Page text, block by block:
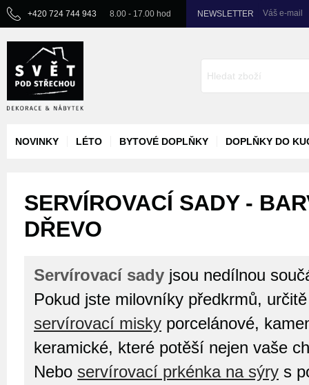
+420 724 744 943 8.00 - 17.00 hod NEWSLETTER Váš e-mail
NOVINKY LÉTO BYTOVÉ DOPLŇKY DOPLŇKY DO
SERVÍROVACÍ SADY -
DŘEVO
Servírovací sady jsou nedílnou
Pokud jste milovníky předkrmů,
servírovací misky porcelánové,
keramické, které potěší nejen vaše
Nebo servírovací prkénka na sýry s